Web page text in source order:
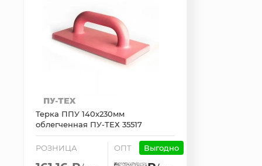
Терка ППУ 140х230мм
облегченная ПУ-ТЕХ 35517
РОЗНИЦА ОПТ Выгодно